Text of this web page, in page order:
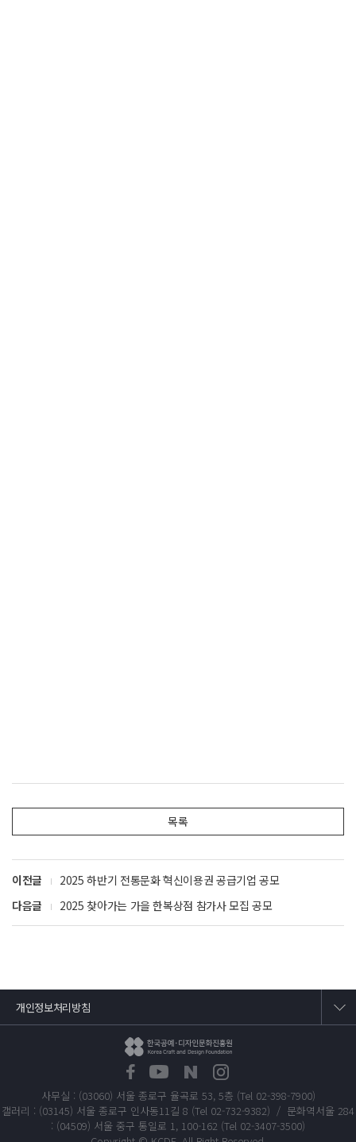
목록
이전글
2025 하반기 전통문화 혁신이용권 공급기업 공모
다음글
2025 찾아가는 가을 한복상점 참가사 모집 공모
개인정보처리방침
사무실 : (03060) 서울 종로구 율곡로 53, 5층 (Tel 02-398-7900)
갤러리 : (03145) 서울 종로구 인사동11길 8 (Tel 02-732-9382) / 문화역서울 284
: (04509) 서울 중구 통일로 1, 100-162 (Tel 02-3407-3500)